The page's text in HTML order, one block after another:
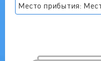
Место прибытия: